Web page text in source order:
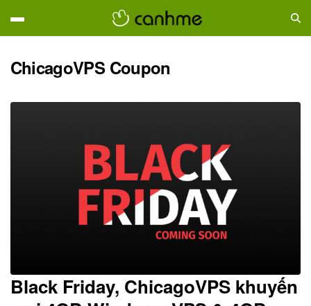
ChicagoVPS Coupon
Black Friday, ChicagoVPS khuyến